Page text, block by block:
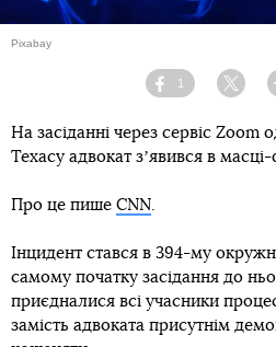
Pixabay
Facebook
1
На засіданні через сервіс Zoom
Техасу адвокат зʼявився в
Про це пише CNN
Інцидент стався в 394-му
самому початку засідання до
приєдналися всі учасники
замість адвоката присутнім